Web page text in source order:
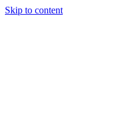
Skip to content